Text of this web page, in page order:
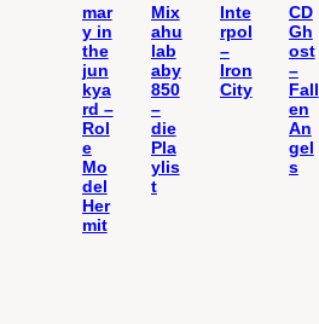
mar
y in
the
jun
kya
rd –
Rol
e
Mo
del
Her
mit
Mix
ahu
lab
aby
850
–
die
Pla
ylis
t
Inte
rpol
–
Iron
City
CD
Gh
ost
–
Fall
en
An
gel
s